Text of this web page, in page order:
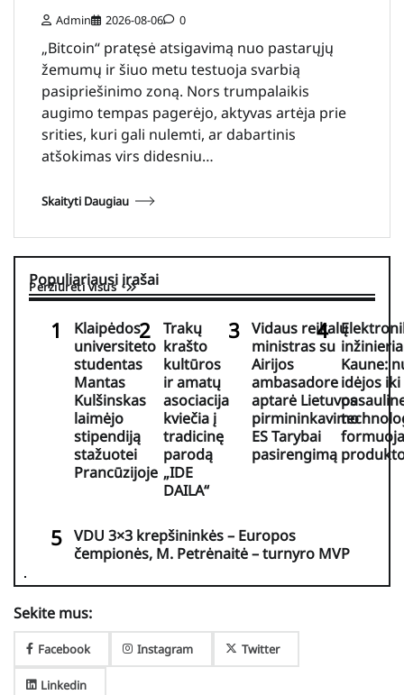
Admin 2026-08-06 0
„Bitcoin“ pratęsė atsigavimą nuo pastarųjų
žemumų ir šiuo metu testuoja svarbią
pasipriešinimo zoną. Nors trumpalaikis
augimo tempas pagerėjo, aktyvas artėja prie
srities, kuri gali nulemti, ar dabartinis
atšokimas virs didesniu…
Skaityti Daugiau
Populiariausi įrašai
Peržiūrėti visus
Klaipėdos
universiteto
studentas
Mantas
Kulšinskas
laimėjo
stipendiją
stažuotei
Prancūzijoje
Trakų
krašto
kultūros
ir amatų
asociacija
kviečia į
tradicinę
parodą
„IDE
DAILA“
Vidaus reikalų
ministras su
Airijos
ambasadore
aptarė Lietuvos
pirmininkavimo
ES Tarybai
pasirengimą
Kaune:
idėjos iki
VDU 3×3 krepšininkės – Europos
čempionės, M. Petrėnaitė – turnyro MVP
Sekite mus:
Facebook Instagram Twitter
Linkedin